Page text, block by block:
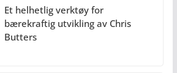
Et helhetlig verktøy for
bærekraftig utvikling av Chris
Butters